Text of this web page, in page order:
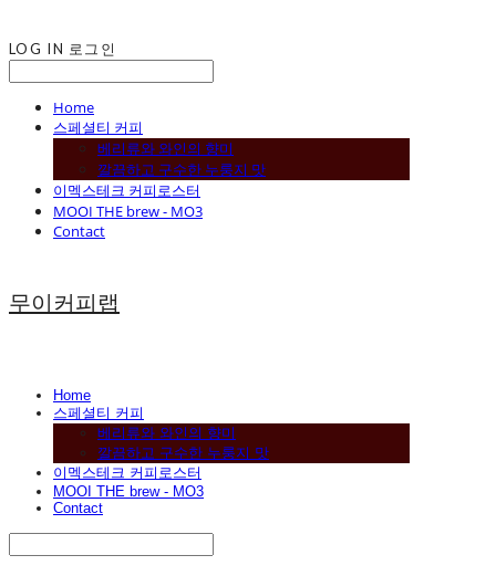
LOG IN 로그인
Home
스페셜티 커피
베리류와 와인의 향미
깔끔하고 구수한 누룽지 맛
이멕스테크 커피로스터
MOOI THE brew - MO3
Contact
무이커피랩
Home
스페셜티 커피
베리류와 와인의 향미
깔끔하고 구수한 누룽지 맛
이멕스테크 커피로스터
MOOI THE brew - MO3
Contact